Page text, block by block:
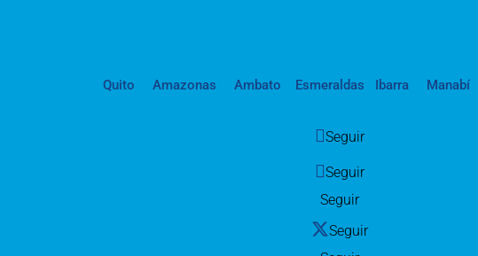
Quito Amazonas Ambato Esmeraldas Ibarra Manabí
Seguir
Seguir
Seguir
Seguir